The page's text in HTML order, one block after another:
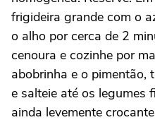
frigideira grande com o
o alho por cerca de 2
cenoura e cozinhe por
abobrinha e o pimentão,
e salteie até os legumes
ainda levemente